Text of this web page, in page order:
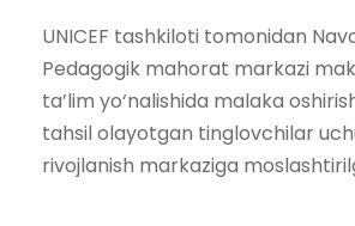
UNICEF tashkiloti tomonidan
Pedagogik mahorat markazi
ta’lim yo‘nalishida malaka
tahsil olayotgan tinglovchilar
rivojlanish markaziga